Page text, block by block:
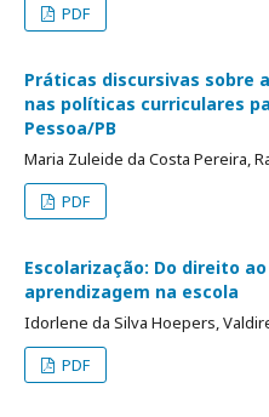
PDF
Práticas discursivas sobre
nas políticas curriculares
Pessoa/PB
Maria Zuleide da Costa Pereira,
PDF
Escolarização: Do direito
aprendizagem na escola
Idorlene da Silva Hoepers,
PDF